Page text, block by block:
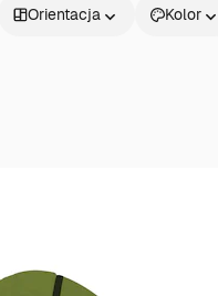
Orientacja Kolor